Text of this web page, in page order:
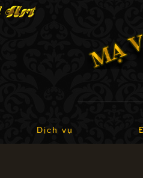
Dịch vụ